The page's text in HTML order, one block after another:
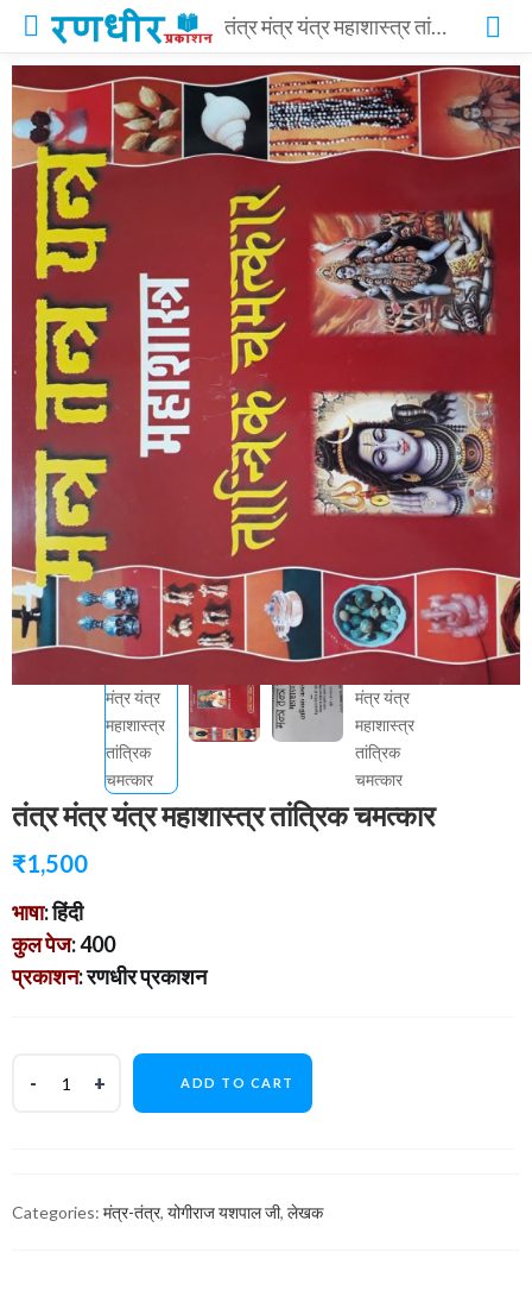
तंत्र मंत्र यंत्र महाशास्त्र तांत्रिक चमत्कार
तंत्र मंत्र यंत्र महाशास्त्र तांत्रिक चमत्कार
₹1,500
भाषा: हिंदी
कुल पेज: 400
प्रकाशन: रणधीर प्रकाशन
ADD TO CART
Categories: मंत्र-तंत्र, योगीराज यशपाल जी, लेखक